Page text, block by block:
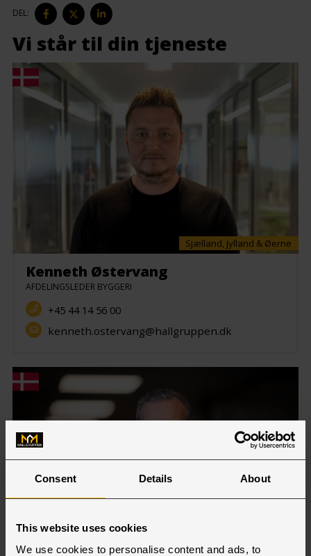
Consent Details About
This website uses cookies
We use cookies to personalise content and ads, to
DEL:
DEL
PÅ
FACEBOOK
DEL
PÅ
TWITTER
PÅ
Vi står til din tjeneste
Sjælland, Jylland & Øerne
Kenneth Østervang
AFDELINGSLEDER BYGGERI
+45 44 14 56 00
kenneth.ostervang@hallgruppen.dk
Sjælland, Jylland & Øerne